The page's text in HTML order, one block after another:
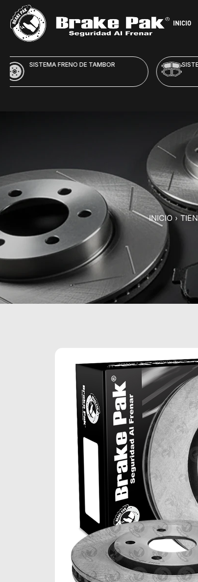
INICIO
SISTEMA FRENO DE DISCO
INICIO ›